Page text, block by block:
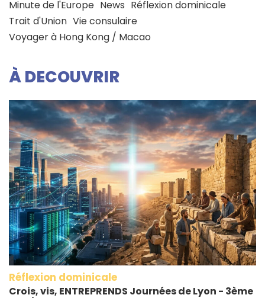
Minute de l'Europe News Réflexion dominicale
Trait d'Union Vie consulaire
Voyager à Hong Kong / Macao
À DECOUVRIR
Réflexion dominicale
Crois, vis, ENTREPRENDS Journées de Lyon - 3ème